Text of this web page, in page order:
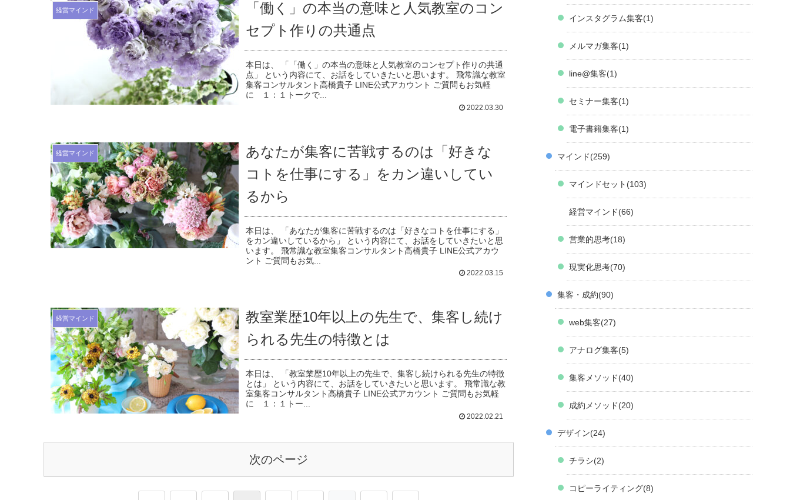
経営マインド
「働く」の本当の意味と人気教室のコン
セプト作りの共通点
本日は、 「「働く」の本当の意味と人気教室のコンセプト作りの共通
点」 という内容にて、お話をしていきたいと思います。 飛常識な教室
集客コンサルタント高橋貴子 LINE公式アカウント ご質問もお気軽
に １：１トークで...
2022.03.30
経営マインド
あなたが集客に苦戦するのは「好きな
コトを仕事にする」をカン違いしてい
るから
本日は、 「あなたが集客に苦戦するのは「好きなコトを仕事にする」
をカン違いしているから」 という内容にて、お話をしていきたいと思
います。 飛常識な教室集客コンサルタント高橋貴子 LINE公式アカウ
ント ご質問もお気...
2022.03.15
経営マインド
教室業歴10年以上の先生で、集客し続け
られる先生の特徴とは
本日は、 「教室業歴10年以上の先生で、集客し続けられる先生の特徴
とは」 という内容にて、お話をしていきたいと思います。 飛常識な教
室集客コンサルタント高橋貴子 LINE公式アカウント ご質問もお気軽
に １：１トー...
2022.02.21
次のページ
インスタグラム集客 1
メルマガ集客 1
line@集客 1
セミナー集客 1
電子書籍集客 1
マインド 259
マインドセット 103
経営マインド 66
営業的思考 18
現実化思考 70
集客・成約 90
web集客 27
アナログ集客 5
集客メソッド 40
成約メソッド 20
デザイン 24
チラシ 2
コピーライティング 8